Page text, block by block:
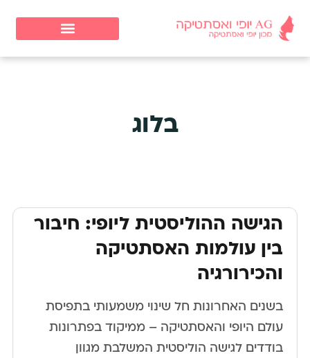
בלוג
הגישה ההוליסטית ליופי: חיבור
בין עולמות האסתטיקה
והכירורגיה
בשנים האחרונות חל שינוי משמעותי בתפיסת
עולם היופי והאסתטיקה – ממיקוד בפתרונות
בודדים לגישה הוליסטית המשלבת מגוון